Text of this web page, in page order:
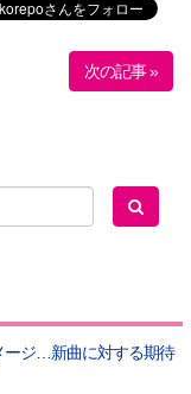
次の記事 »
ージ…新曲に対する期待